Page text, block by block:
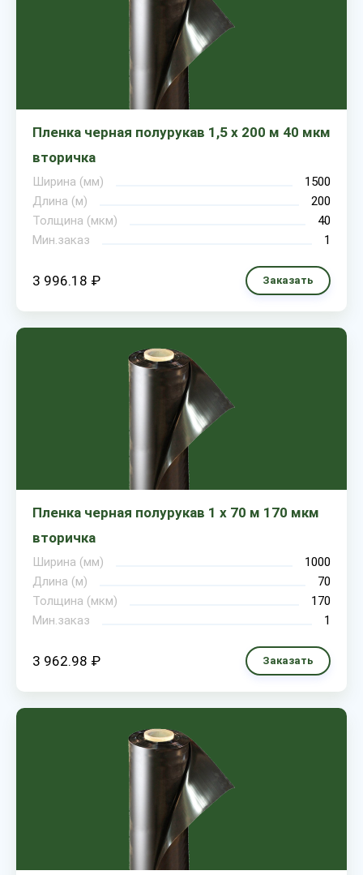
Пленка черная полурукав 1,5 х 200 м 40 мкм
вторичка
Ширина (мм)
1500
Длина (м)
200
Толщина (мкм)
40
Мин.заказ
1
3 996.18 ₽ Заказать
Пленка черная полурукав 1 х 70 м 170 мкм
вторичка
Ширина (мм)
1000
Длина (м)
70
Толщина (мкм)
170
Мин.заказ
1
3 962.98 ₽ Заказать